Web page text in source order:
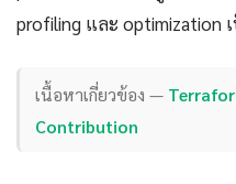
profiling และ optimization
เนื้อหาเกี่ยวข้อง —
Contribution